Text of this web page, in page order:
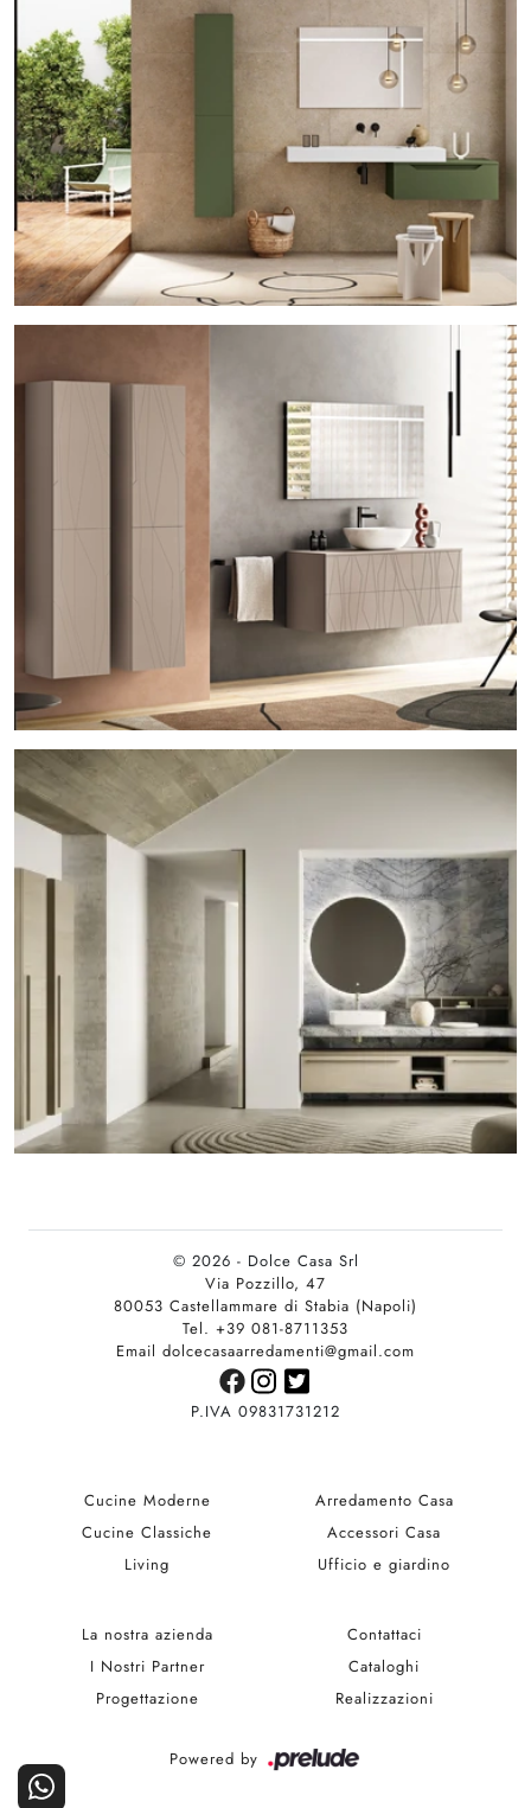
© 2026 - Dolce Casa Srl
Via Pozzillo, 47
80053 Castellammare di Stabia (Napoli)
Tel. +39 081-8711353
Email dolcecasaarredamenti@gmail.com
P.IVA 09831731212
Cucine Moderne
Cucine Classiche
Living
Arredamento Casa
Accessori Casa
Ufficio e giardino
La nostra azienda
I Nostri Partner
Progettazione
Contattaci
Cataloghi
Realizzazioni
Powered by